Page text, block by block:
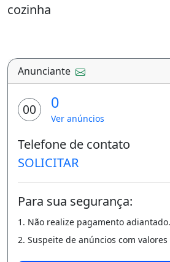
cozinha
Anunciante
00 0
Ver anúncios
Telefone de contato
SOLICITAR
Para sua segurança:
1. Não realize pagamento adiantado.
2. Suspeite de anúncios com